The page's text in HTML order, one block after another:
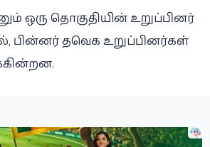
ஒரு தொகுதியின் உறுப்பினர்
பின்னர் தவெக உறுப்பினர்கள்